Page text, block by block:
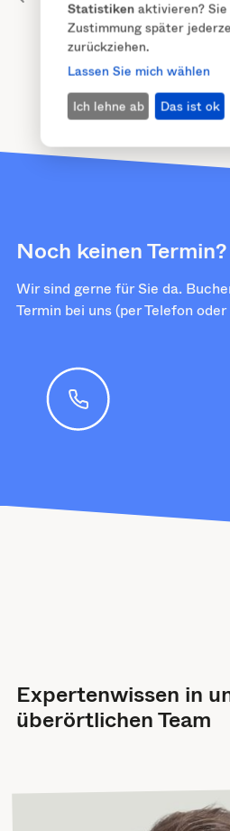
Noch keinen Termin?
Wir sind gerne für Sie da.
Termin bei uns (per Telefon
Expertenwissen in
überörtlichen Team
Statistikenaktivieren? Sie
Zustimmung später
zurückziehen.
Lassen Sie mich wählen
Ich lehne ab
Das ist ok